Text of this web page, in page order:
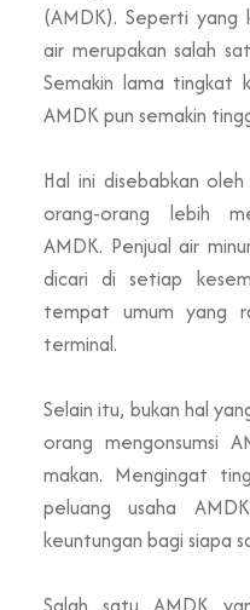
(AMDK). Seperti yang
air merupakan salah
Semakin lama tingkat
AMDK pun semakin
Hal ini disebabkan
orang-orang lebih
AMDK. Penjual air
dicari di setiap
tempat umum yang
terminal.
Selain itu, bukan hal
orang mengonsumsi
makan. Mengingat
peluang usaha
keuntungan bagi siapa